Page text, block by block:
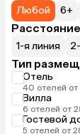
Любой 6+
1-я линия
Тип
Отель
40 отелей
Вилла
6 отелей от
Гостевой
5 отелей от